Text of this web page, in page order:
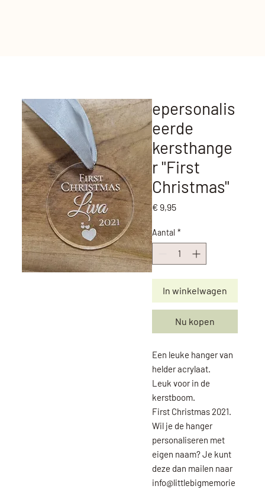
epersonalis
eerde
kersthange
r ''First
Christmas''
€ 9,95Prijs
Aantal *
In winkelwagen
Nu kopen
Een leuke hanger van
helder acrylaat.
Leuk voor in de
kerstboom.
First Christmas 2021.
Wil je de hanger
personaliseren met
eigen naam? Je kunt
deze dan mailen naar
info@littlebigmemorie